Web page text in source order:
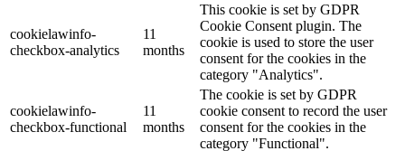
cookielawinfo-
checkbox-analytics
11
months
This cookie is set by GDPR
Cookie Consent plugin. The
cookie is used to store the user
consent for the cookies in the
category "Analytics".
cookielawinfo-
checkbox-functional
11
months
The cookie is set by GDPR
cookie consent to record the user
consent for the cookies in the
category "Functional".